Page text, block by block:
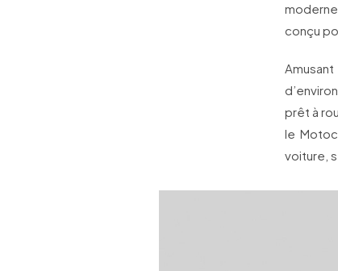
conçu
prêt à
le
voiture,